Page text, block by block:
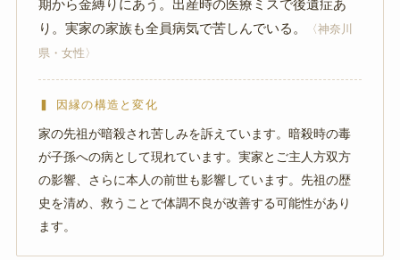
期から金縛りにあう。出産時の医療ミスで後遺症あ
り。実家の家族も全員病気で苦しんでいる。
〈神奈川
県・女性〉
▍ 因縁の構造と変化
家の先祖が暗殺され苦しみを訴えています。暗殺時の毒
が子孫への病として現れています。実家とご主人方双方
の影響、さらに本人の前世も影響しています。先祖の歴
史を清め、救うことで体調不良が改善する可能性があり
ます。